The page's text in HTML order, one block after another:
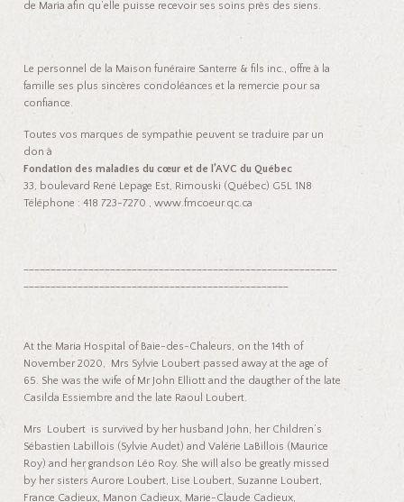
de Maria afin qu’elle puisse recevoir ses soins près des siens.
Le personnel de la Maison funéraire Santerre & fils inc., offre à la
famille ses plus sincères condoléances et la remercie pour sa
confiance.
Toutes vos marques de sympathie peuvent se traduire par un
don à
Fondation des maladies du cœur et de l’AVC du Québec
33, boulevard René Lepage Est, Rimouski (Québec) G5L 1N8
Téléphone : 418 723-7270 , www.fmcoeur.qc.ca
At the Maria Hospital of Baie-des-Chaleurs, on the 14th of
November 2020, Mrs Sylvie Loubert passed away at the age of
65. She was the wife of Mr John Elliott and the daugther of the late
Casilda Essiembre and the late Raoul Loubert.
Mrs Loubert is survived by her husband John, her Children’s
Sébastien Labillois (Sylvie Audet) and Valérie LaBillois (Maurice
Roy) and her grandson Léo Roy. She will also be greatly missed
by her sisters Aurore Loubert, Lise Loubert, Suzanne Loubert,
France Cadieux, Manon Cadieux, Marie-Claude Cadieux,